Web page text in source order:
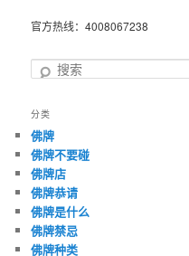
官方热线：4008067238
搜
分类
佛牌
佛牌不要碰
佛牌店
佛牌恭请
佛牌是什么
佛牌禁忌
佛牌种类